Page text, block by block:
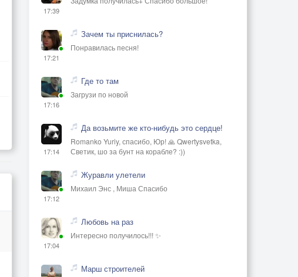
17:39
17:21
Зачем ты приснилась?
Понравилась песня!
17:16
Где то там
Загрузи по новой
17:14
Да возьмите же кто-нибудь это сердце!
Romanko Yuriy, спасибо, Юр! 🙏 Qwertysvetka,
Светик, шо за бунт на корабле? :))
17:12
Журавли улетели
Михаил Энс , Миша Спасибо
17:04
Любовь на раз
Интересно получилось!!! ✨
Марш строителей